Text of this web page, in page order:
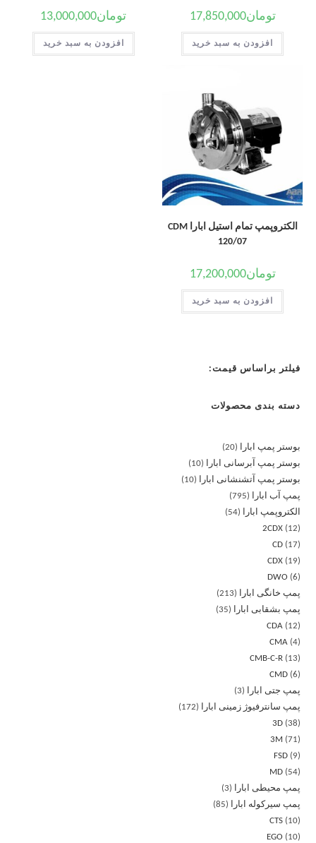
تومان17,850,000
افزودن به سبد خرید
تومان13,000,000
افزودن به سبد خرید
الکتروپمپ تمام استیل ابارا CDM
120/07
تومان17,200,000
افزودن به سبد خرید
فیلتر براساس قیمت:
دسته بندی محصولات
بوستر پمپ ابارا
20
بوستر پمپ آبرسانی ابارا
10
بوستر پمپ آتشنشانی ابارا
10
پمپ آب ابارا
795
الکتروپمپ ابارا
54
2CDX
12
CD
17
CDX
19
DWO
6
پمپ خانگی ابارا
213
پمپ بشقابی ابارا
35
CDA
12
CMA 4
CMB-C-R
13
CMD 6
پمپ جتی ابارا
3
پمپ سانترفیوژ زمینی ابارا
172
3D 38
3M
71
FSD
9
MD
54
پمپ محیطی ابارا
3
پمپ سیرکوله ابارا
85
CTS
10
EGO
10